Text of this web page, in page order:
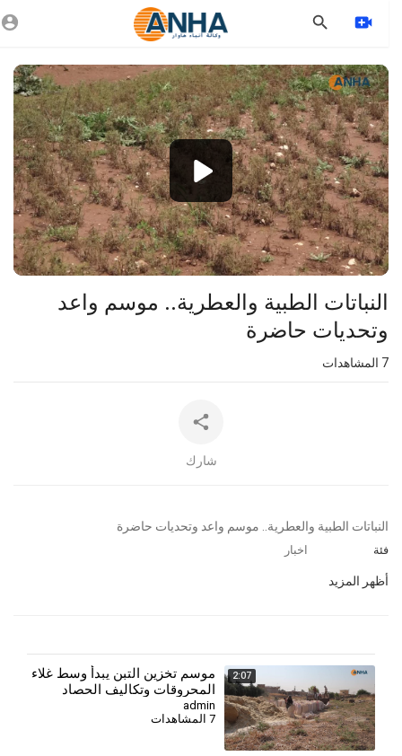
Video
Player
1080p
360p
240p
auto
النباتات الطبية والعطرية.. موسم واعد
وتحديات حاضرة
المشاهدات
شارك
⁣النباتات الطبية والعطرية.. موسم واعد وتحديات حاضرة
فئة اخبار
أظهر المزيد
2:07
⁣موسم تخزين التبن يبدأ وسط غلاء
المحروقات وتكاليف الحصاد
admin
7 المشاهدات